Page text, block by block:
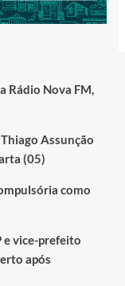
Rádio Nova FM,
Assunção
(05)
como
e vice-prefeito
após